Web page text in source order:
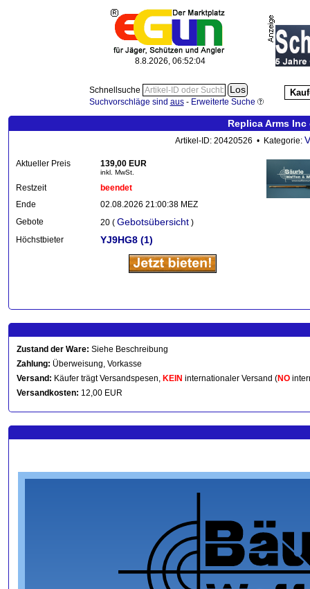
8.8.2026, 06:52:06
Schnellsuche
Suchvorschläge sind aus- Erweiterte Suche
Replica Arms
Artikel-ID: 20420526 • Kategorie:
Aktueller Preis 139,00 EUR
inkl. MwSt.
Restzeit
beendet
Ende
02.08.2026 21:00:38 MEZ
Gebote
20 ( Gebotsübersicht )
Höchstbieter
YJ9HG8 (1)
Zustand der Ware: Siehe Beschreibung
Zahlung: Überweisung, Vorkasse
Versand: Käufer trägt Versandspesen, KEIN internationaler Versand (NO
Versandkosten: 12,00 EUR